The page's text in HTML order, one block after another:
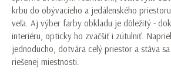
krbu do obývacieho a jedálenského
veľa. Aj výber farby obkladu je dôležitý -
interiéru, opticky ho zväčšiť i zútulniť.
jednoducho, dotvára celý priestor a stáva
riešenej miestnosti.